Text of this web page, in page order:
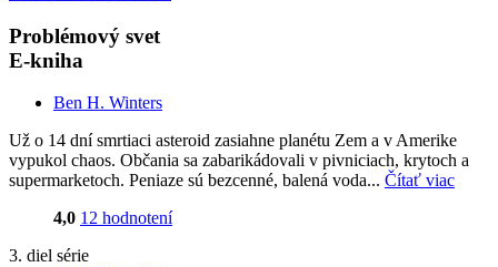
Problémový svet
E-kniha
Ben H. Winters
Už o 14 dní smrtiaci asteroid zasiahne planétu Zem a v Amerike
vypukol chaos. Občania sa zabarikádovali v pivniciach, krytoch a
supermarketoch. Peniaze sú bezcenné, balená voda... Čítať viac
4,0 12 hodnotení
3. diel série